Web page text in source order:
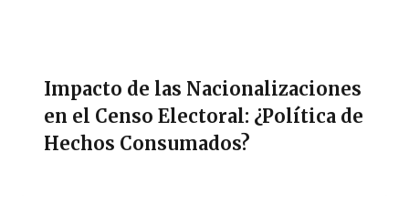
Impacto de las Nacionalizaciones
en el Censo Electoral: ¿Política de
Hechos Consumados?